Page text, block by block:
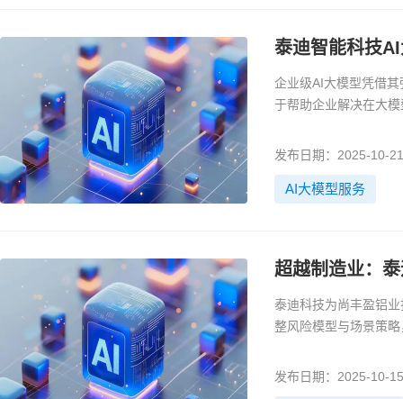
泰迪智能科技
企业级AI大模型凭借
于帮助企业解决在大
发布日期：2025-10-21
AI大模型服务
超越制造业：
泰迪科技为尚丰盈铝
整风险模型与场景策
发布日期：2025-10-15